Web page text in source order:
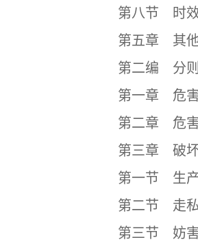
第八节 时
第五章 其他
第二编 分则
第一章 危害
第二章 危害
第三章 破坏
第一节 生产
第二节 走私
第三节 妨害对